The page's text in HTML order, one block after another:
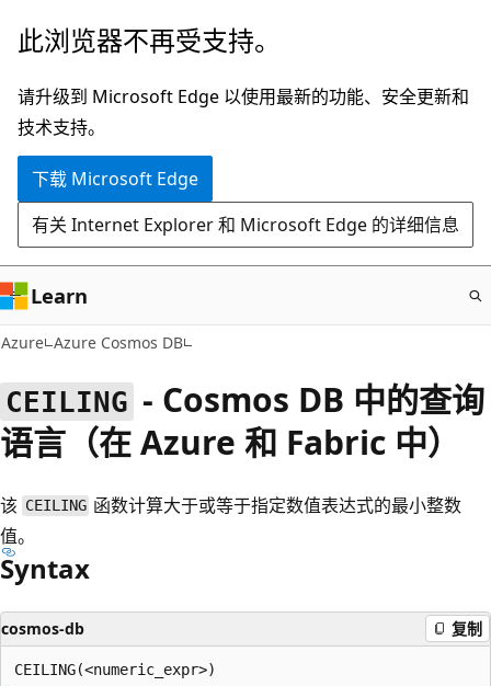
跳
主
要
内
此浏览器不再受支持。
请升级到 Microsoft Edge 以使用最新的功能、安全更新和
技术支持。
下载 Microsoft Edge
有关 Internet Explorer 和 Microsoft Edge 的详细信息
Learn
Azure Azure Cosmos DB
CEILING - Cosmos DB 中的查询
语言（在 Azure 和 Fabric 中）
该 CEILING 函数计算大于或等于指定数值表达式的最小整数
值。
Syntax
cosmos-db 复制